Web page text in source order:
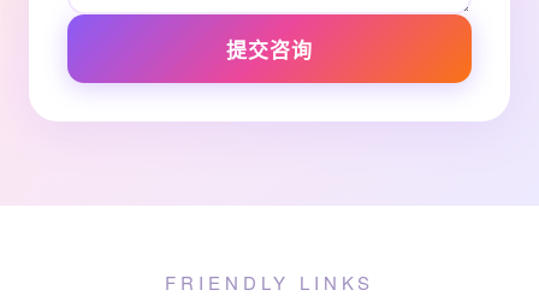
提交咨询
FRIENDLY LINKS